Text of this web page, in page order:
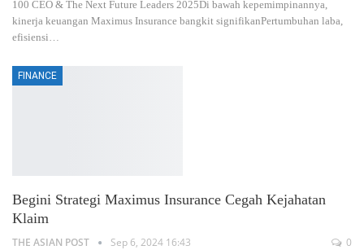
100 CEO & The Next Future Leaders 2025Di bawah kepemimpinannya,
kinerja keuangan Maximus Insurance bangkit signifikanPertumbuhan laba,
efisiensi…
FINANCE
Begini Strategi Maximus Insurance Cegah Kejahatan
Klaim
THE ASIAN POST Sep 6, 2024 16:43 0